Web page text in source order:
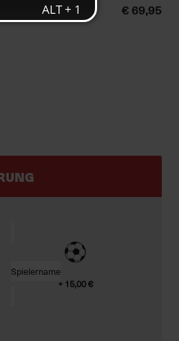
€ 69,95
Spielername
+ 15,00 €